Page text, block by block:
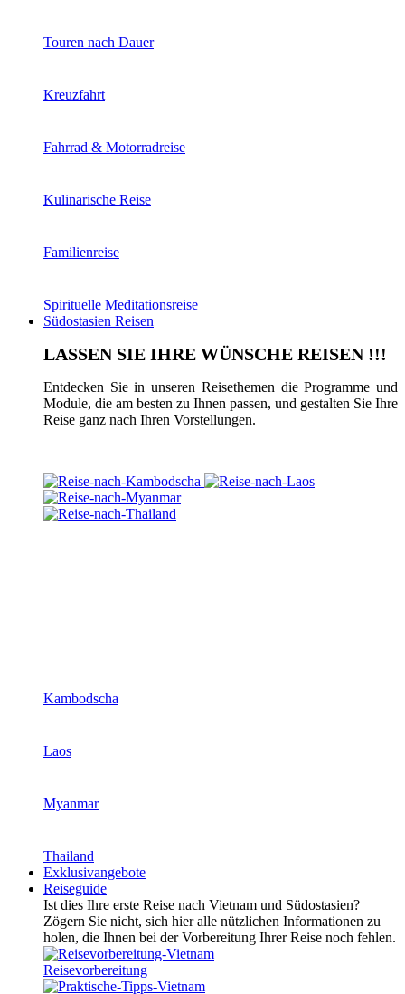
Touren nach Dauer
Kreuzfahrt
Fahrrad & Motorradreise
Kulinarische Reise
Familienreise
Spirituelle Meditationsreise
Südostasien Reisen
LASSEN SIE IHRE WÜNSCHE REISEN !!!
Entdecken Sie in unseren Reisethemen die Programme und
Module, die am besten zu Ihnen passen, und gestalten Sie Ihre
Reise ganz nach Ihren Vorstellungen.
Kambodscha
Laos
Myanmar
Thailand
Exklusivangebote
Reiseguide
Ist dies Ihre erste Reise nach Vietnam und Südostasien?
Zögern Sie nicht, sich hier alle nützlichen Informationen zu
holen, die Ihnen bei der Vorbereitung Ihrer Reise noch fehlen.
Reisevorbereitung